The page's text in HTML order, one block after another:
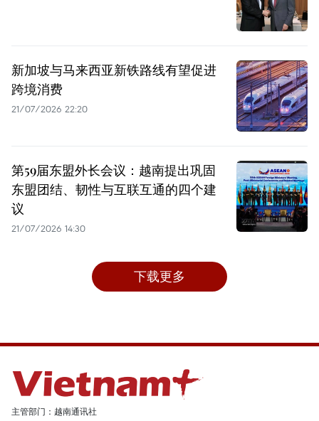
新加坡与马来西亚新铁路线有望促进
跨境消费
21/07/2026 22:20
第59届东盟外长会议：越南提出巩固
东盟团结、韧性与互联互通的四个建
议
21/07/2026 14:30
下载更多
主管部门：越南通讯社